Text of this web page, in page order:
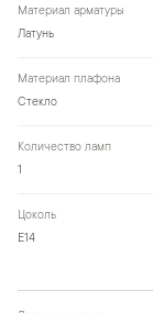
Материал арматуры
Латунь
Материал плафона
Стекло
Количество ламп
1
Цоколь
Е14